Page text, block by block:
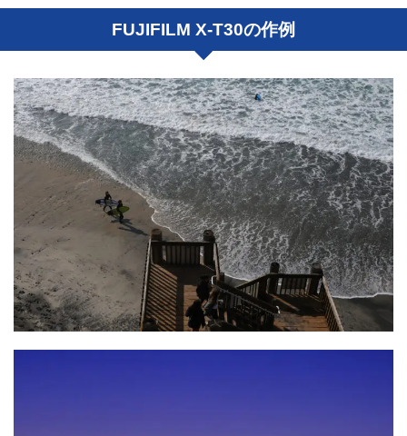
FUJIFILM X-T30の作例